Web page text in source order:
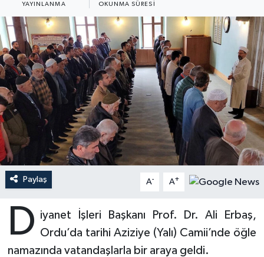
YAYINLANMA OKUNMA SÜRESI
Paylaş A- A+
D iyanet İşleri Başkanı Prof. Dr. Ali Erbaş,
Ordu’da tarihi Aziziye (Yalı) Camii’nde öğle
namazında vatandaşlarla bir araya geldi.
Ardahan Müftülüğü
Artvin Müftülüğü
Aydın Müftülüğü
Balıkesir Müftülüğü
Bartın Müftülüğü
Batman Müftülüğü
Bayburt Müftülüğü
Bilecik Müftülüğü
Bingöl Müftülüğü
Kudüs
Kurban
Mukabele
Peygamberimizin Hayatı
Ramazan
Sahabeler
Zekat
Hutbeler
DİYANET AKADEMİ
DİYANET GENÇLİK
DİYANET RADYO/TV
DEPREM
Dünya
Eğitim
Kültür-Sanat
Aile